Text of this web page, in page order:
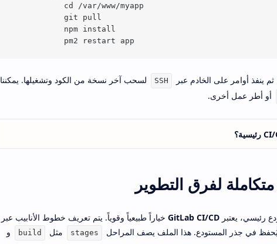
            cd /var/www/myapp
            git pull
            npm install
SSH
لسحب آخر نسخة من الكود وتشغيلها. يمكننا
أو أطر عمل أخرى.
رئيسي، يعتبرGitLab CI/CD خياراً طبيعياً وقوياً. يتم تعريف خطوط الأنابيب عبر
في جذر المستودع. هذا الملف يصف المراحل stages مثل build و